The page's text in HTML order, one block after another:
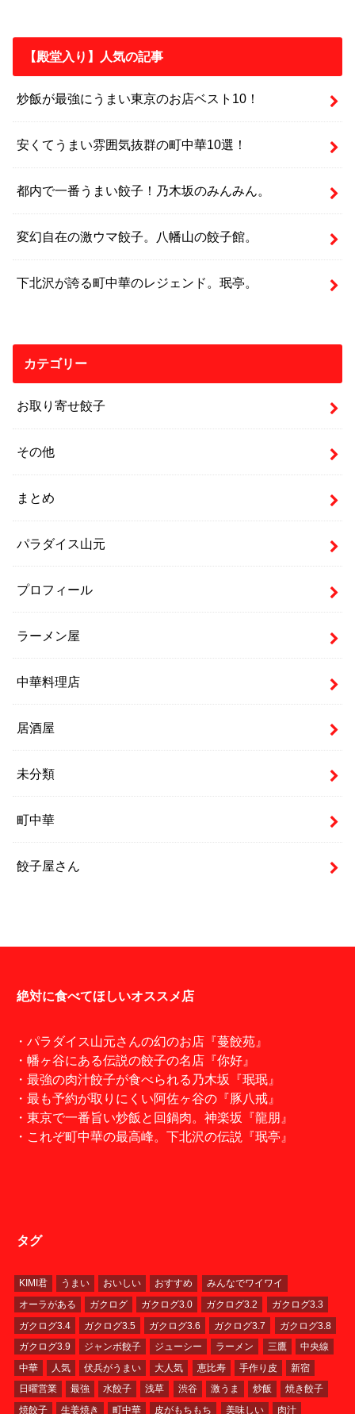
【殿堂入り】人気の記事
炒飯が最強にうまい東京のお店ベスト10！
安くてうまい雰囲気抜群の町中華10選！
都内で一番うまい餃子！乃木坂のみんみん。
変幻自在の激ウマ餃子。八幡山の餃子館。
下北沢が誇る町中華のレジェンド。珉亭。
カテゴリー
お取り寄せ餃子
その他
まとめ
パラダイス山元
プロフィール
ラーメン屋
中華料理店
居酒屋
未分類
町中華
餃子屋さん
絶対に食べてほしいオススメ店
・パラダイス山元さんの幻のお店『蔓餃苑』
・幡ヶ谷にある伝説の餃子の名店『你好』
・最強の肉汁餃子が食べられる乃木坂『珉珉』
・最も予約が取りにくい阿佐ヶ谷の『豚八戒』
・東京で一番旨い炒飯と回鍋肉。神楽坂『龍朋』
・これぞ町中華の最高峰。下北沢の伝説『珉亭』
タグ
KIMI君 うまい おいしい おすすめ
みんなでワイワイ
オーラがある
ガクログ ガクログ3.0 ガクログ3.2
ガクログ3.3
ガクログ3.4
ガクログ3.5 ガクログ3.6 ガクログ3.7
ガクログ3.8
ガクログ3.9
ジャンボ餃子 ジューシー ラーメン 三鷹
中央線
中華
人気 伏兵がうまい 大人気 恵比寿 手作り皮
新宿
日曜営業
最強 水餃子 浅草 渋谷 激うま 炒飯
焼き餃子
焼餃子
生姜焼き 町中華 皮がもちもち 美味しい 肉汁